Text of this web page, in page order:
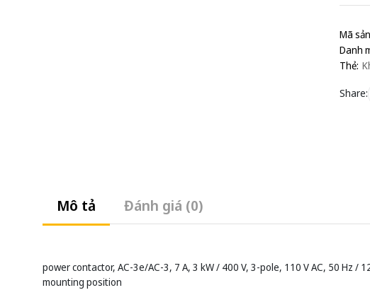
Mã
Danh
Thẻ:
Share:
Mô tả Đánh giá (0)
power contactor, AC-3e/AC-3, 7 A, 3 kW / 400 V, 3-pole, 110 V AC, 50 Hz
mounting position